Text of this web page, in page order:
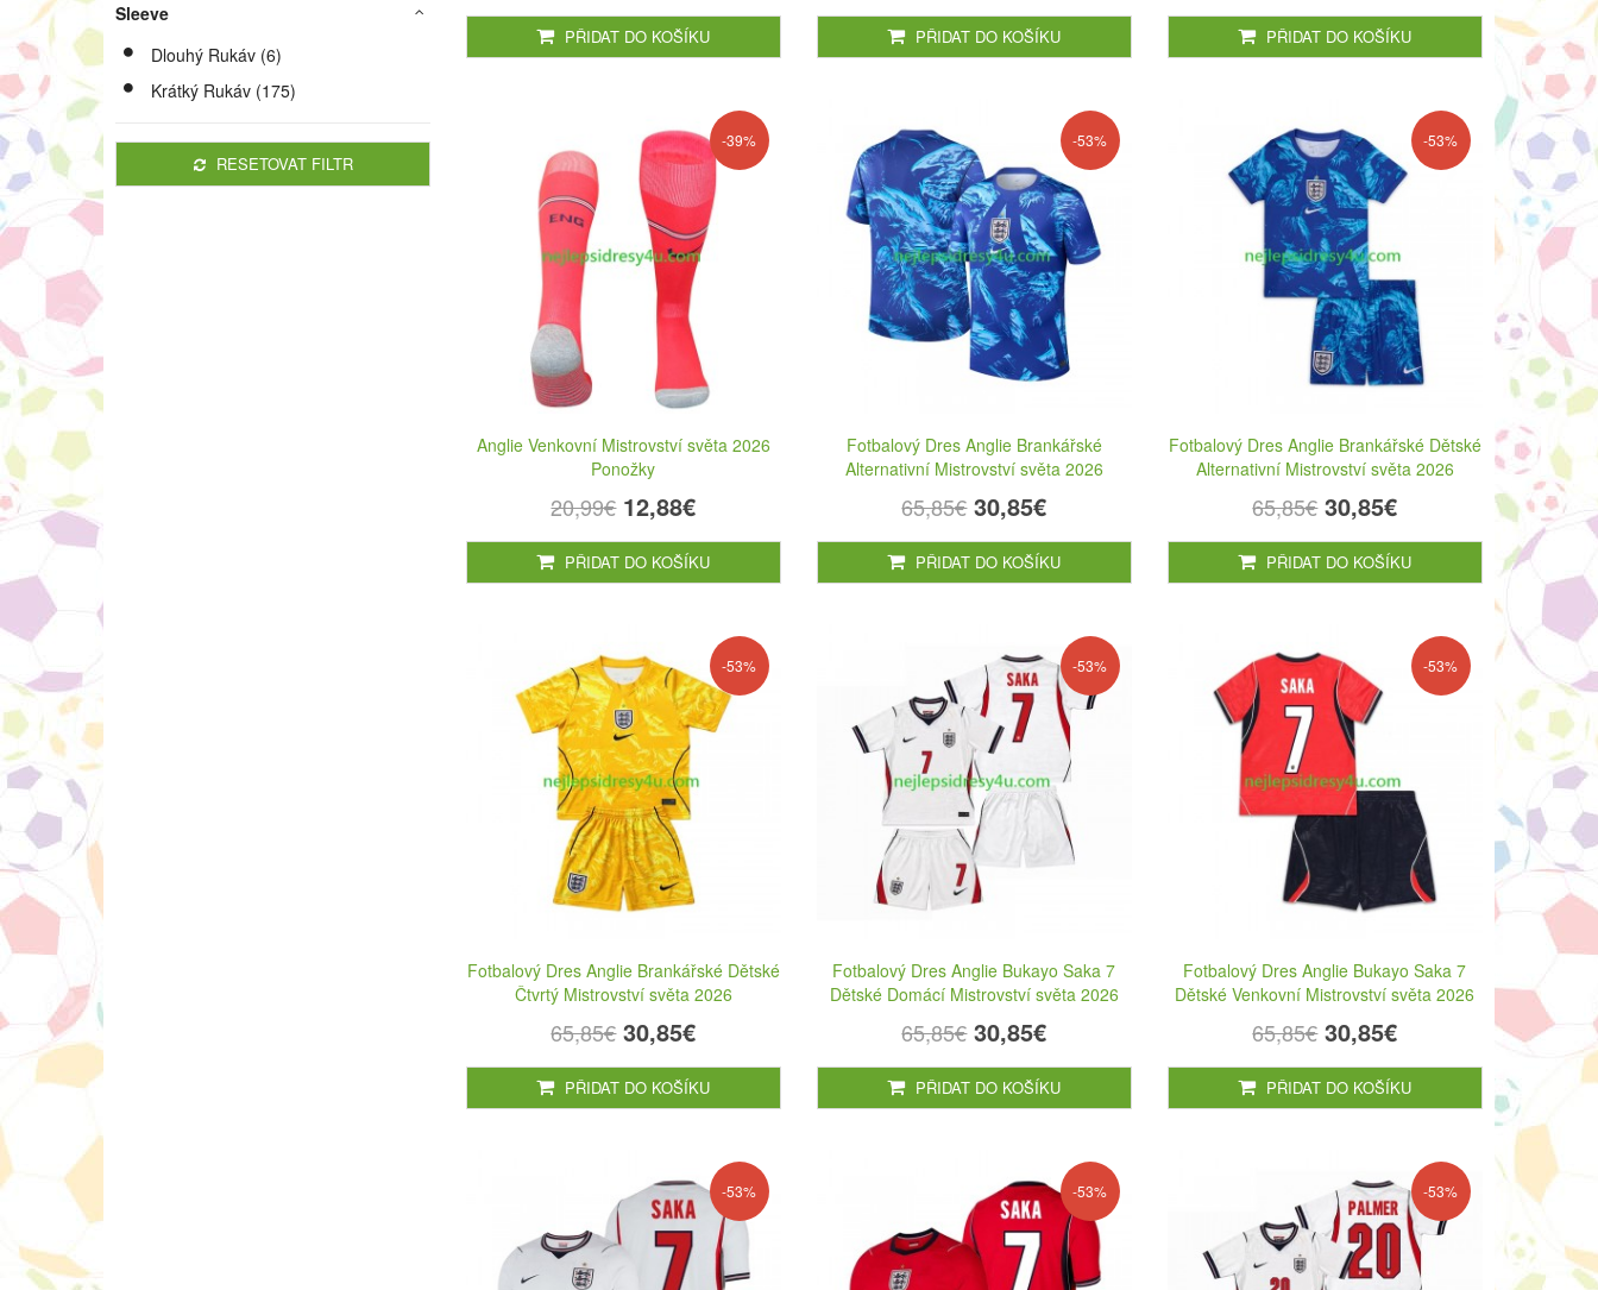
Sleeve
Dlouhý Rukáv (6)
Krátký Rukáv (175)
RESETOVAT FILTR
PŘIDAT DO KOŠÍKU PŘIDAT DO KOŠÍKU PŘIDAT DO KOŠÍKU
-39%
Anglie Venkovní Mistrovství světa 2026
Ponožky
20,99€ 12,88€
PŘIDAT DO KOŠÍKU
-53%
Fotbalový Dres Anglie Brankářské
Alternativní Mistrovství světa 2026
65,85€ 30,85€
PŘIDAT DO KOŠÍKU
-53%
Fotbalový Dres Anglie Brankářské Dětské
Alternativní Mistrovství světa 2026
65,85€ 30,85€
PŘIDAT DO KOŠÍKU
-53%
Fotbalový Dres Anglie Brankářské Dětské
Čtvrtý Mistrovství světa 2026
65,85€ 30,85€
PŘIDAT DO KOŠÍKU
-53%
Fotbalový Dres Anglie Bukayo Saka 7
Dětské Domácí Mistrovství světa 2026
65,85€ 30,85€
PŘIDAT DO KOŠÍKU
-53%
Fotbalový Dres Anglie Bukayo Saka 7
Dětské Venkovní Mistrovství světa 2026
65,85€ 30,85€
PŘIDAT DO KOŠÍKU
-53% -53% -53%